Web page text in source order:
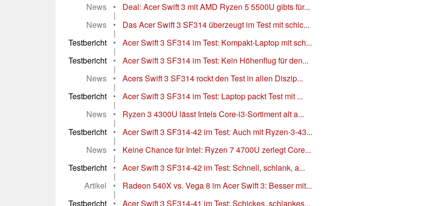
News
• Deal: Acer Swift 3 mit AMD Ryzen 5 5500U gibts für...
|
News
• Das Acer Swift 3 SF314 überzeugt im Test mit schic...
|
Testbericht
• Acer Swift 3 SF314 im Test: Kompakt-Laptop mit sch...
|
Testbericht
• Acer Swift 3 SF314 im Test: Kein Höhenflug für den...
|
News
• Acers Swift 3 SF314 rockt den Test in allen Diszip...
|
Testbericht
• Acer Swift 3 SF314 im Test: Laptop packt Test mit ...
|
News
• Ryzen 3 4300U lässt Intels Core-i3-Sortiment alt a...
|
Testbericht
• Acer Swift 3 SF314-42 im Test: Auch mit Ryzen-3-43...
|
News
• Keine Chance für Intel: Ryzen 7 4700U zerlegt Core...
|
Testbericht
• Acer Swift 3 SF314-42 im Test: Schnell, schlank, a...
|
Artikel
• Radeon 540X vs. Vega 8 im Acer Swift 3: Besser mit...
|
Testbericht
• Acer Swift 3 SF314-41 im Test: Schickes, schlankes...